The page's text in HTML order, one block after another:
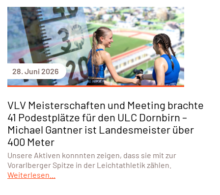
28. Juni 2026
VLV Meisterschaften und Meeting brachte
41 Podestplätze für den ULC Dornbirn –
Michael Gantner ist Landesmeister über
400 Meter
Unsere Aktiven konnnten zeigen, dass sie mit zur
Vorarlberger Spitze in der Leichtathletik zählen.
Weiterlesen...